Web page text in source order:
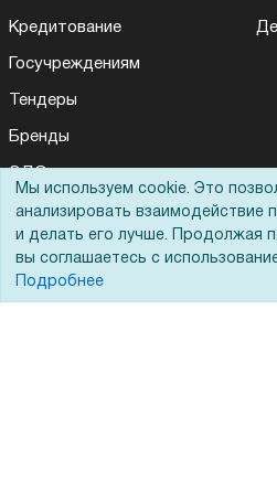
Кредитование
Госучреждениям
Тендеры
Бренды
ЭДО
Помощь
Вопрос-ответ
Мы используем cookie. Это
анализировать взаимодействие
и делать его лучше. Продолжая
вы соглашаетесь с
Подробнее